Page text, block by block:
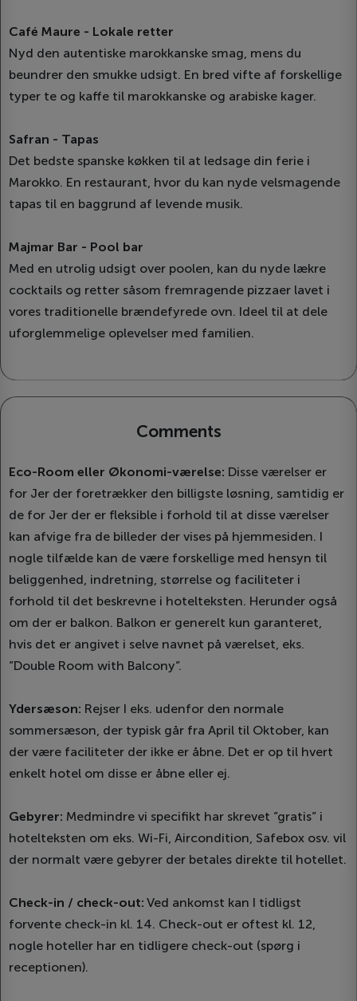
Café Maure - Lokale retter
Nyd den autentiske marokkanske smag, mens du
beundrer den smukke udsigt. En bred vifte af forskellige
typer te og kaffe til marokkanske og arabiske kager.
Safran - Tapas
Det bedste spanske køkken til at ledsage din ferie i
Marokko. En restaurant, hvor du kan nyde velsmagende
tapas til en baggrund af levende musik.
Majmar Bar - Pool bar
Med en utrolig udsigt over poolen, kan du nyde lækre
cocktails og retter såsom fremragende pizzaer lavet i
vores traditionelle brændefyrede ovn. Ideel til at dele
uforglemmelige oplevelser med familien.
Comments
Eco-Room eller Økonomi-værelse: Disse værelser er
for Jer der foretrækker den billigste løsning, samtidig er
de for Jer der er fleksible i forhold til at disse værelser
kan afvige fra de billeder der vises på hjemmesiden. I
nogle tilfælde kan de være forskellige med hensyn til
beliggenhed, indretning, størrelse og faciliteter i
forhold til det beskrevne i hotelteksten. Herunder også
om der er balkon. Balkon er generelt kun garanteret,
hvis det er angivet i selve navnet på værelset, eks.
”Double Room with Balcony”.
Ydersæson: Rejser I eks. udenfor den normale
sommersæson, der typisk går fra April til Oktober, kan
der være faciliteter der ikke er åbne. Det er op til hvert
enkelt hotel om disse er åbne eller ej.
Gebyrer: Medmindre vi specifikt har skrevet ”gratis” i
hotelteksten om eks. Wi-Fi, Aircondition, Safebox osv. vil
der normalt være gebyrer der betales direkte til hotellet.
Check-in / check-out: Ved ankomst kan I tidligst
forvente check-in kl. 14. Check-out er oftest kl. 12,
nogle hoteller har en tidligere check-out (spørg i
receptionen).